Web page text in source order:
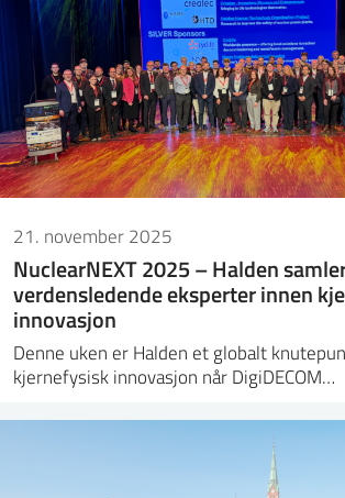
21. november 2025
NuclearNEXT 2025 – Halden
verdensledende eksperter innen
innovasjon
Denne uken er Halden et globalt
kjernefysisk innovasjon når DigiDECOM…